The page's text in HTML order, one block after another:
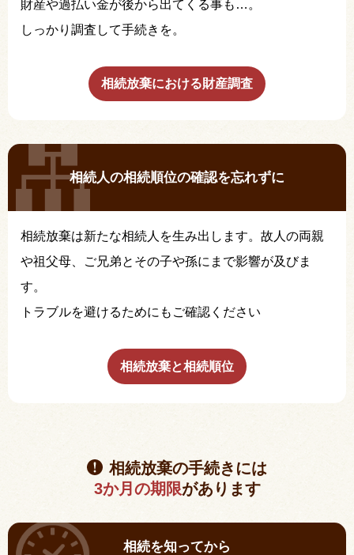
財産や過払い金が後から出てくる事も…。
しっかり調査して手続きを。
相続放棄における財産調査
相続人の相続順位の確認を忘れずに
相続放棄は新たな相続人を生み出します。故人の両親
や祖父母、ご兄弟とその子や孫にまで影響が及びま
す。
トラブルを避けるためにもご確認ください
相続放棄と相続順位
相続放棄の手続きには
3か月の期限があります
相続を知ってから